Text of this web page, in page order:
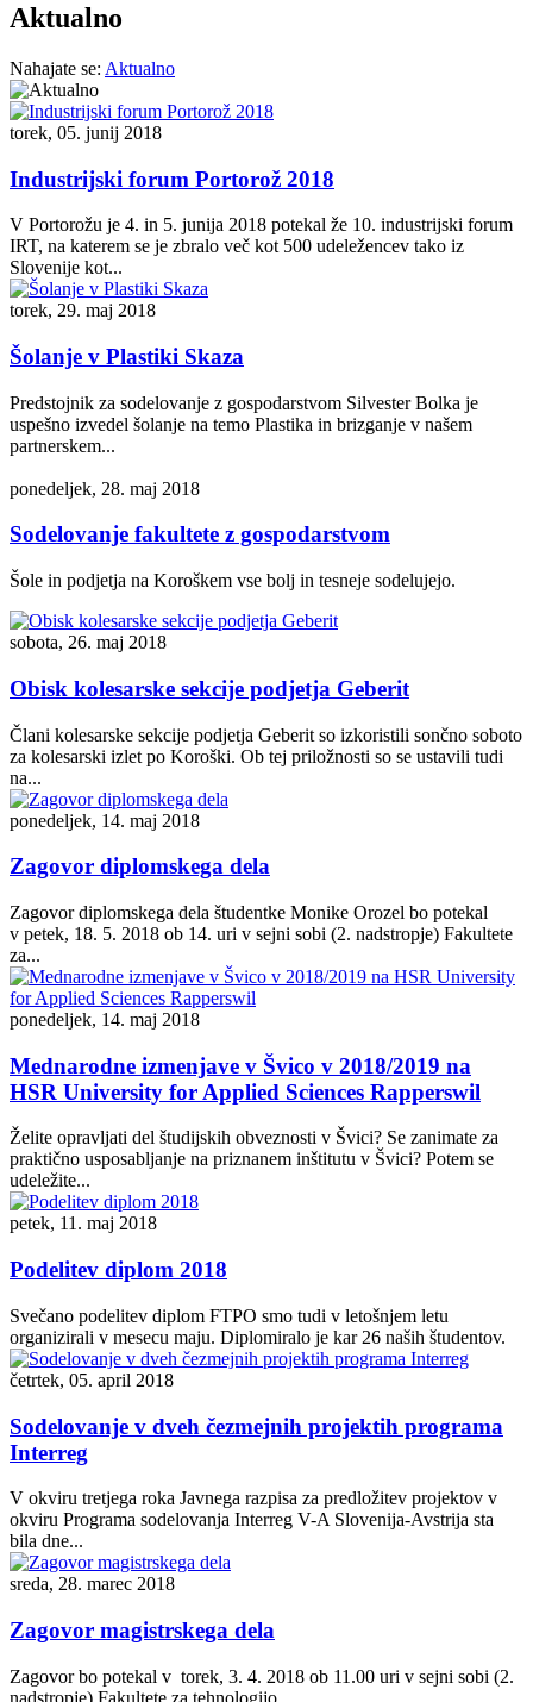
Aktualno
Nahajate se: Aktualno
torek, 05. junij 2018
Industrijski forum Portorož 2018
V Portorožu je 4. in 5. junija 2018 potekal že 10. industrijski forum
IRT, na katerem se je zbralo več kot 500 udeležencev tako iz
Slovenije kot...
torek, 29. maj 2018
Šolanje v Plastiki Skaza
Predstojnik za sodelovanje z gospodarstvom Silvester Bolka je
uspešno izvedel šolanje na temo Plastika in brizganje v našem
partnerskem...
ponedeljek, 28. maj 2018
Sodelovanje fakultete z gospodarstvom
Šole in podjetja na Koroškem vse bolj in tesneje sodelujejo.
sobota, 26. maj 2018
Obisk kolesarske sekcije podjetja Geberit
Člani kolesarske sekcije podjetja Geberit so izkoristili sončno soboto
za kolesarski izlet po Koroški. Ob tej priložnosti so se ustavili tudi
na...
ponedeljek, 14. maj 2018
Zagovor diplomskega dela
Zagovor diplomskega dela študentke Monike Orozel bo potekal
v petek, 18. 5. 2018 ob 14. uri v sejni sobi (2. nadstropje) Fakultete
za...
ponedeljek, 14. maj 2018
Mednarodne izmenjave v Švico v 2018/2019 na
HSR University for Applied Sciences Rapperswil
Želite opravljati del študijskih obveznosti v Švici? Se zanimate za
praktično usposabljanje na priznanem inštitutu v Švici? Potem se
udeležite...
petek, 11. maj 2018
Podelitev diplom 2018
Svečano podelitev diplom FTPO smo tudi v letošnjem letu
organizirali v mesecu maju. Diplomiralo je kar 26 naših študentov.
četrtek, 05. april 2018
Sodelovanje v dveh čezmejnih projektih programa
Interreg
V okviru tretjega roka Javnega razpisa za predložitev projektov v
okviru Programa sodelovanja Interreg V-A Slovenija-Avstrija sta
bila dne...
sreda, 28. marec 2018
Zagovor magistrskega dela
Zagovor bo potekal v torek, 3. 4. 2018 ob 11.00 uri v sejni sobi (2.
nadstropje) Fakultete za tehnologijo...